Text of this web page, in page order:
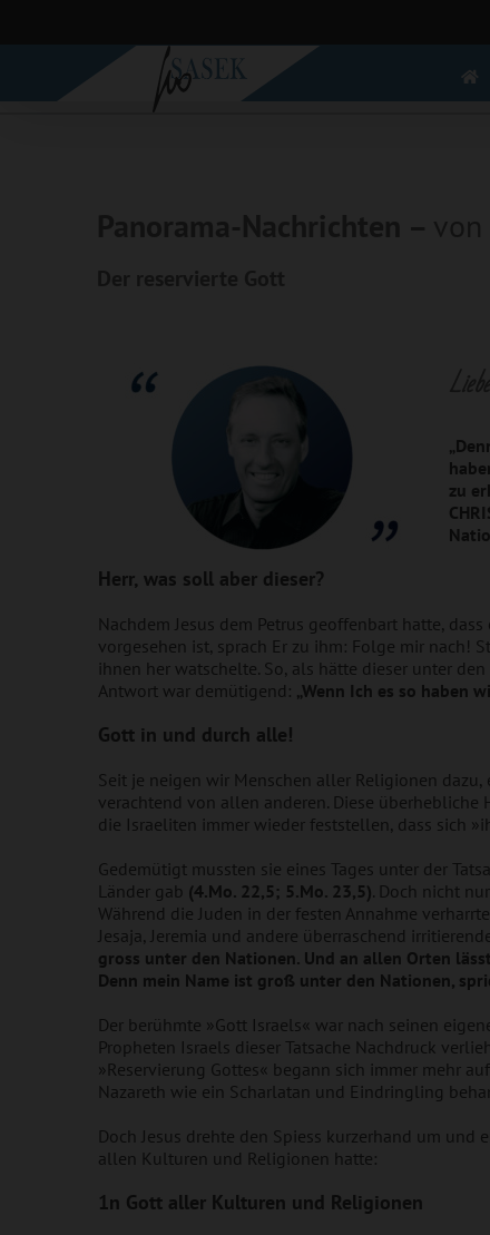
zu
Herr, was soll aber dieser?
Nachdem Jesus dem Petrus geoffenbart hatte,
vorgesehen ist, sprach Er zu ihm: Folge mir nach!
ihnen her watschelte. So, als hätte dieser unter
Antwort war demütigend: „Wenn Ich es so haben
Gott in und durch alle!
Seit je neigen wir Menschen aller Religionen
verachtend von allen anderen. Diese
die Israeliten immer wieder feststellen, dass sich
Gedemütigt mussten sie eines Tages unter der
Länder gab (4.Mo. 22,5; 5.Mo. 23,5). Doch nicht
Während die Juden in der festen Annahme
Jesaja, Jeremia und andere überraschend
gross unter den Nationen. Und an allen Orten
Denn mein Name ist groß unter den Nationen,
Der berühmte »Gott Israels« war nach seinen
Propheten Israels dieser Tatsache Nachdruck
»Reservierung Gottes« begann sich immer mehr
Nazareth wie ein Scharlatan und Eindringling
Doch Jesus drehte den Spiess kurzerhand um und
allen Kulturen und Religionen hatte:
1n Gott aller Kulturen und Religionen